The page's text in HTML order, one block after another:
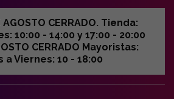
AGOSTO CERRADO. Tienda:
10:00 - 14:00 y 17:00 - 20:00
CERRADO Mayoristas:
a Viernes: 10 - 18:00